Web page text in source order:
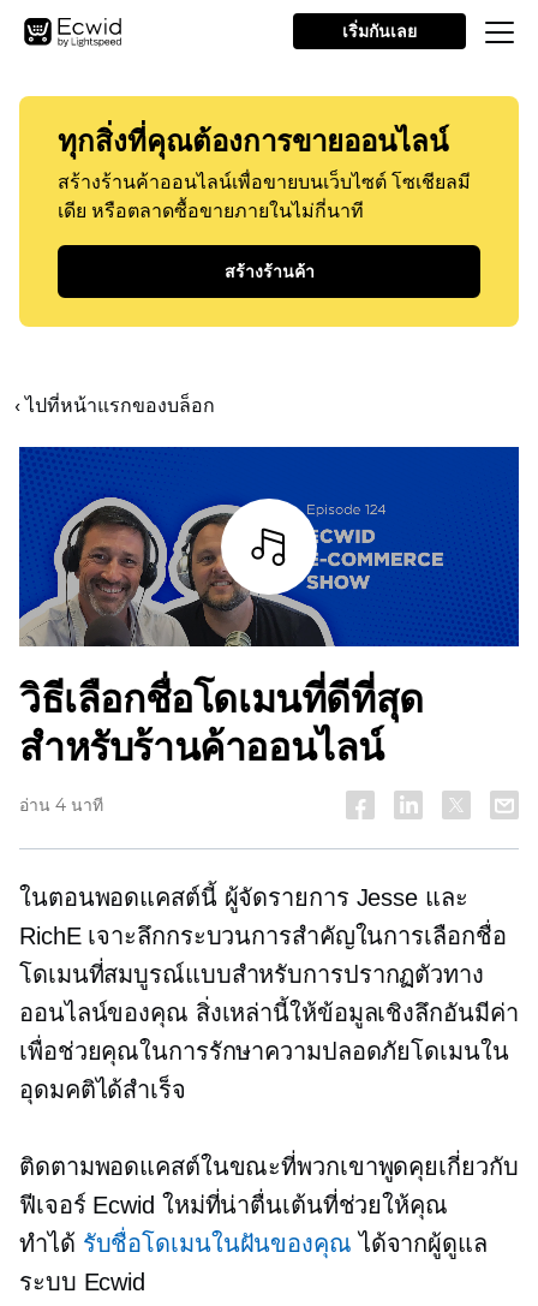
เริ่มกันเลย
ทุกสิ่งที่คุณต้องการขายออนไลน์
สร้างร้านค้าออนไลน์เพื่อขายบนเว็บไซต์ โซเชียลมี
เดีย หรือตลาดซื้อขายภายในไม่กี่นาที
สร้างร้านค้า
‹ ไปที่หน้าแรกของบล็อก
ฟัง
วิธีเลือกชื่อโดเมนที่ดีที่สุด
สำหรับร้านค้าออนไลน์
อ่าน 4 นาที
ในตอนพอดแคสต์นี้ ผู้จัดรายการ Jesse และ
RichE เจาะลึกกระบวนการสำคัญในการเลือกชื่อ
โดเมนที่สมบูรณ์แบบสำหรับการปรากฏตัวทาง
ออนไลน์ของคุณ สิ่งเหล่านี้ให้ข้อมูลเชิงลึกอันมีค่า
เพื่อช่วยคุณในการรักษาความปลอดภัยโดเมนใน
อุดมคติได้สำเร็จ
ติดตามพอดแคสต์ในขณะที่พวกเขาพูดคุยเกี่ยวกับ
ฟีเจอร์ Ecwid ใหม่ที่น่าตื่นเต้นที่ช่วยให้คุณ
ทำได้ รับชื่อโดเมนในฝันของคุณ ได้จากผู้ดูแล
ระบบ Ecwid